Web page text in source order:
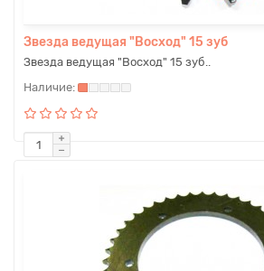
Звезда ведущая "Восход" 15 зуб
Звезда ведущая "Восход" 15 зуб..